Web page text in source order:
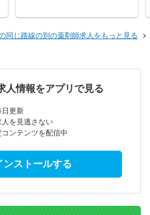
同じ路線の別の薬剤師求人をもっと見る
人情報をアプリで見る
日更新
を見逃さない
ンテンツを配信中
ンストールする